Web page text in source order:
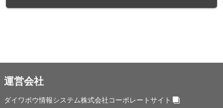
運営会社
ダイワボウ情報システム株式会社コーポレートサイト